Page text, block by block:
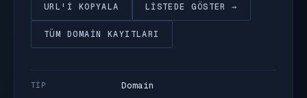
URL'I KOPYALA LISTEDE GÖSTER →
TÜM DOMAIN KAYITLARI
TIP Domain